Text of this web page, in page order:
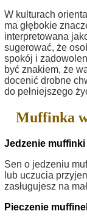
W kulturach
ma głębokie
interpretowana
sugerować, że
spokój i
być znakiem, że
docenić drobne
do pełniejszego
Muffinka
Jedzenie muffinki
Sen o jedzeniu
lub uczucia
zasługujesz na
Pieczenie